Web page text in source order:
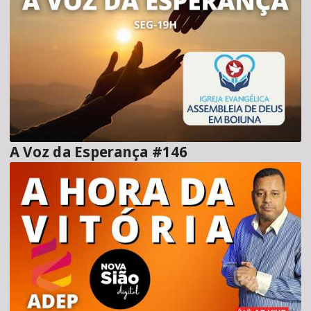
A Voz da Esperança #146